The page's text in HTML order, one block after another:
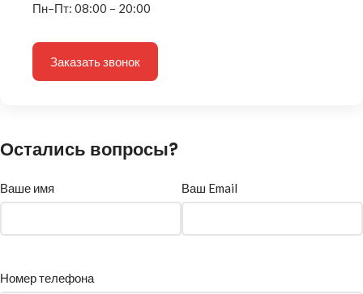
Пн–Пт: 08:00 – 20:00
Заказать звонок
Остались вопросы?
Ваше имя Ваш Email
Номер телефона